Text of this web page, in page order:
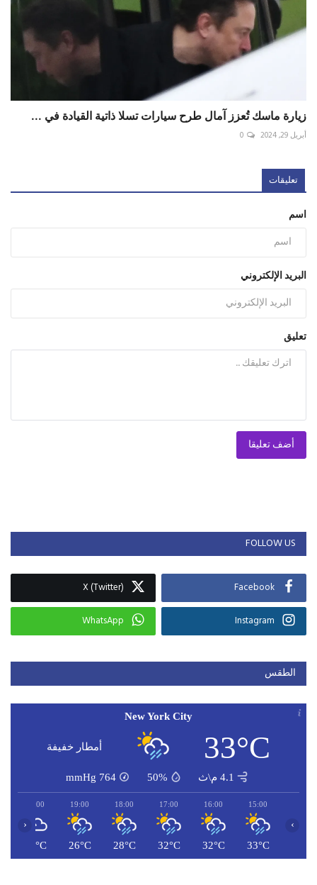
زيارة ماسك تُعزز آمال طرح سيارات تسلا ذاتية القيادة في ...
أبريل 29, 2024 0
تعليقات
اسم
البريد الإلكتروني
تعليق
أضف تعليقا
FOLLOW US
Facebook
X (Twitter)
Instagram
WhatsApp
الطقس
New York City
33°C أمطار خفيفة
4.1 م\ث 50%
764
mmHg
15:00
33°C
16:00
32°C
17:00
32°C
18:00
28°C
19:00
26°C
20:00
26°C
‹ ›